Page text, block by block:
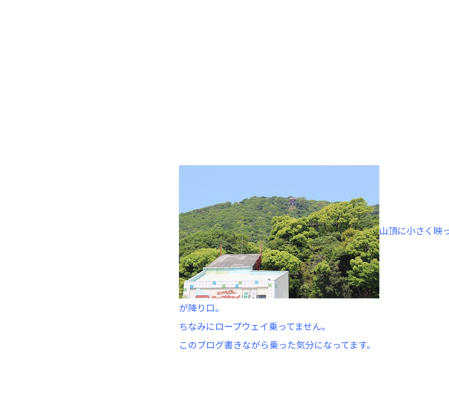
山頂に小さく映
が降り口。
ちなみにロープウェイ乗ってません。
このブログ書きながら乗った気分になってます。